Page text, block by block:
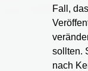
Fall,
sollten.
nach